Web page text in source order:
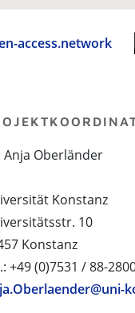
access.network
Anja Oberländer
Konstanz
10
Konstanz
+49 (0)7531 / 88-